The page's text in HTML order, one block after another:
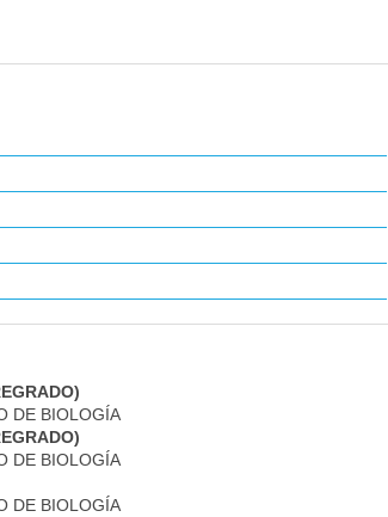
DE BIOLOGÍA
DE BIOLOGÍA
DE BIOLOGÍA